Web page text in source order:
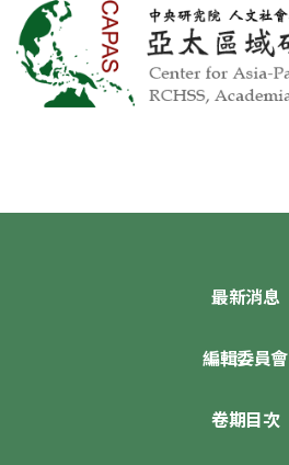
最新消息
編輯委員會
卷期目次